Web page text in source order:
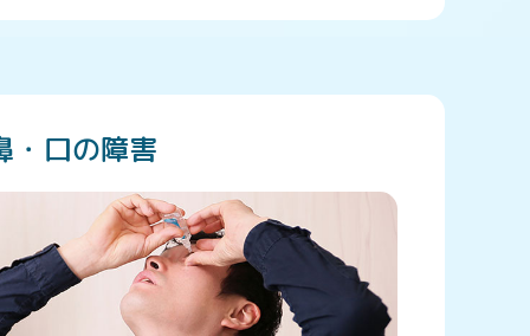
・口の障害